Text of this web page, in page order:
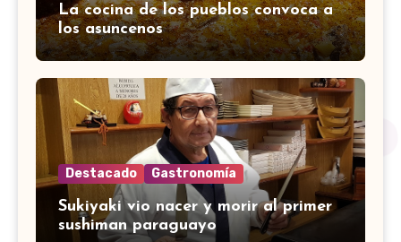
La cocina de los pueblos convoca a
los asuncenos
Destacado Gastronomía
Sukiyaki vio nacer y morir al primer
sushiman paraguayo